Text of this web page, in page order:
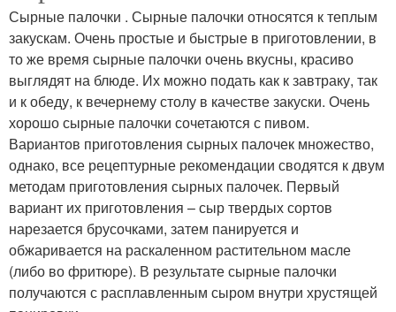
Сырные палочки . Сырные палочки относятся к теплым
закускам. Очень простые и быстрые в приготовлении, в
то же время сырные палочки очень вкусны, красиво
выглядят на блюде. Их можно подать как к завтраку, так
и к обеду, к вечернему столу в качестве закуски. Очень
хорошо сырные палочки сочетаются с пивом.
Вариантов приготовления сырных палочек множество,
однако, все рецептурные рекомендации сводятся к двум
методам приготовления сырных палочек. Первый
вариант их приготовления – сыр твердых сортов
нарезается брусочками, затем панируется и
обжаривается на раскаленном растительном масле
(либо во фритюре). В результате сырные палочки
получаются с расплавленным сыром внутри хрустящей